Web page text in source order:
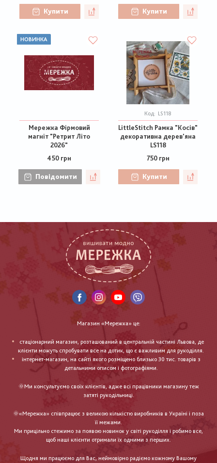
Купити Купити
НОВИНКА
Мережка Фірмовий
магніт "Ретрит Літо
2026"
450 грн
Повідомити
Код: LS118
LittleStitch Рамка "Косів"
декоративна дерев'яна
LS118
750 грн
Купити
Магазин «Мережка» це:
стаціонарний магазин, розташований в центральній частині Львова, де
клієнти можуть спробувати все на дотик, що є важливим для рукоділля.
інтернет-магазин, на сайті якого розміщено близько 30 тис. товарів з
детальними описом і фотографіями.
🌞Ми консультуємо своїх клієнтів, адже всі працівники магазину теж
затяті рукодільниці.
🌞«Мережка» співпрацює з великою кількістю виробників в Україні і поза
її межами.
Ми прицільно стежимо за появою новинок у світі рукоділля і робимо все,
щоб наші клієнти отримали їх одними з перших.
Щодня ми працюємо для Вас, неймовірно радіємо кожному Вашому